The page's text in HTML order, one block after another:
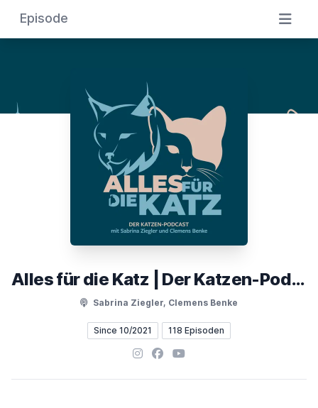
Episode
Alles für die Katz | Der Katzen-Podcast
Sabrina Ziegler, Clemens Benke
Since 10/2021 118 Episoden
Instagram
Facebook
YouTube